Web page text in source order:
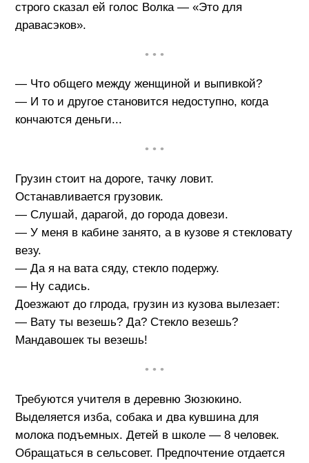
строго сказал ей голос Волка — «Это для
дравасэков».
• • •
— Что общего между женщиной и выпивкой?
— И то и другое становится недоступно, когда
кончаются деньги...
• • •
Грузин стоит на дороге, тачку ловит.
Останавливается грузовик.
— Слушай, дарагой, до города довези.
— У меня в кабине занято, а в кузове я стекловату
везу.
— Да я на вата сяду, стекло подержу.
— Ну садись.
Доезжают до глрода, грузин из кузова вылезает:
— Вату ты везешь? Да? Стекло везешь?
Мандавошек ты везешь!
• • •
Требуются учителя в деревню Зюзюкино.
Выделяется изба, собака и два кувшина для
молока подъемных. Детей в школе — 8 человек.
Обращаться в сельсовет. Предпочтение отдается